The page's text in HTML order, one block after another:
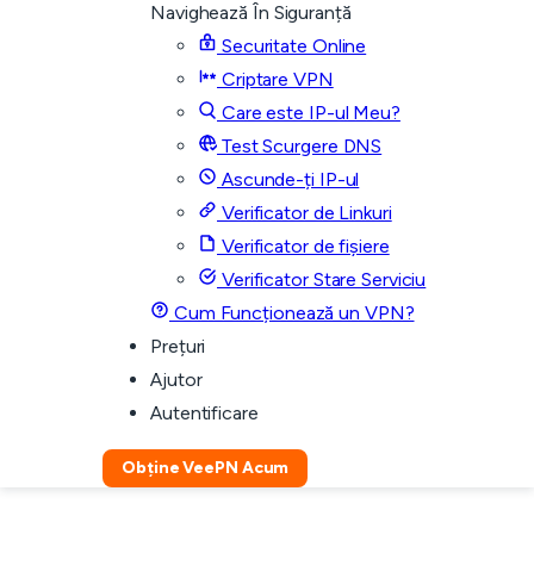
Navighează În Siguranță
Securitate Online
Criptare VPN
Care este IP-ul Meu?
Test Scurgere DNS
Ascunde-ți IP-ul
Verificator de Linkuri
Verificator de fișiere
Verificator Stare Serviciu
Cum Funcționează un VPN?
Prețuri
Ajutor
Autentificare
Obține VeePN Acum